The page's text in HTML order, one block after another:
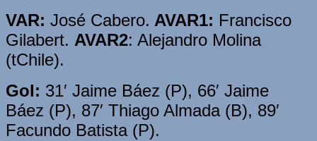
VAR: José Cabero. AVAR1: Francisco
Gilabert. AVAR2: Alejandro Molina
(tChile).
Gol: 31′ Jaime Báez (P), 66′ Jaime
Báez (P), 87′ Thiago Almada (B), 89′
Facundo Batista (P).